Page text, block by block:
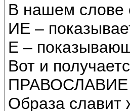
В нашем слове
ИЕ –
Е –
Вот и
ПРАВОСЛАВИЕ
Образа славит